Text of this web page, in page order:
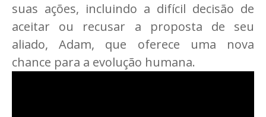
suas ações, incluindo a difícil decisão de
aceitar ou recusar a proposta de seu
aliado, Adam, que oferece uma nova
chance para a evolução humana.